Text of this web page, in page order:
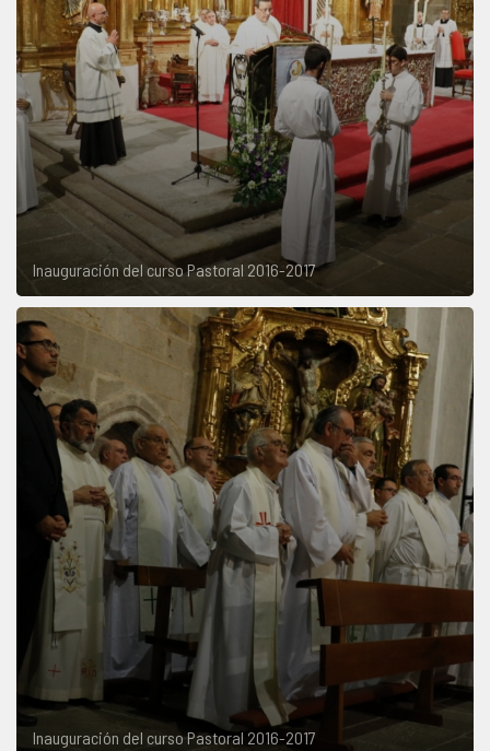
Inauguración del curso Pastoral 2016-2017
Inauguración del curso Pastoral 2016-2017